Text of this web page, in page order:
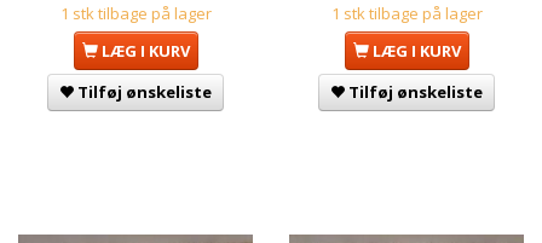
1 stk tilbage på lager
LÆG I KURV
Tilføj ønskeliste
1 stk tilbage på lager
LÆG I KURV
Tilføj ønskeliste